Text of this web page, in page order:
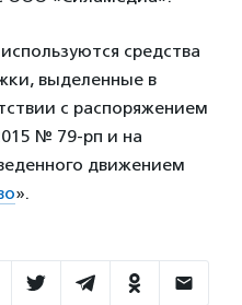
средства
выделенные в
с распоряжением
№ 79-рп и на
движением
».